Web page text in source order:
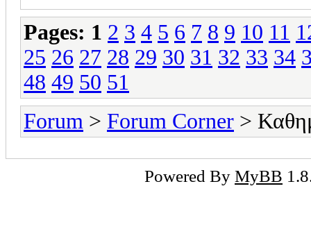
Pages: 1 2 3 4 5 6 7 8 9 10 11
25 26 27 28 29 30 31 32 33 34
48 49 50 51
Forum > Forum Corner >
Powered By MyBB